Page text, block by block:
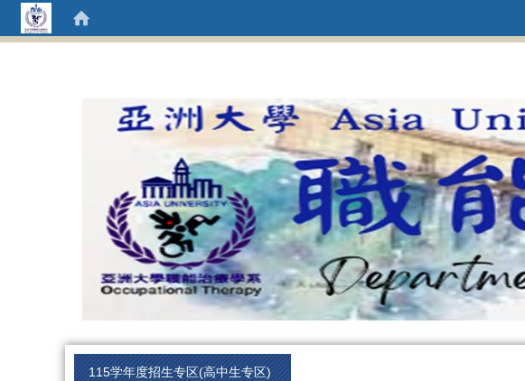
115学年度招生专区(高中生专区) :::